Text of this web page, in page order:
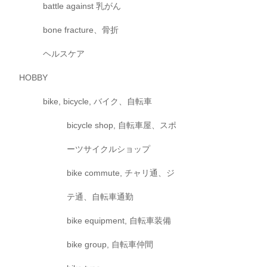
battle against 乳がん
bone fracture、骨折
ヘルスケア
HOBBY
bike, bicycle, バイク、自転車
bicycle shop, 自転車屋、スポ
ーツサイクルショップ
bike commute, チャリ通、ジ
テ通、自転車通勤
bike equipment, 自転車装備
bike group, 自転車仲間